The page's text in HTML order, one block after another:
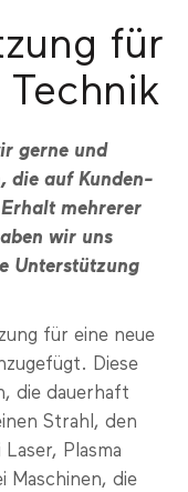
für
gerne und
die auf Kunden-
mehrerer
wir uns
Unterstützung
für eine neue
Diese
die dauerhaft
Strahl, den
Plasma
Maschinen, die